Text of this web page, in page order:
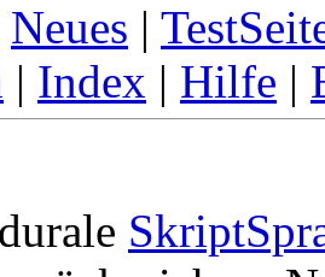
Neues |
| Index | Hilfe |